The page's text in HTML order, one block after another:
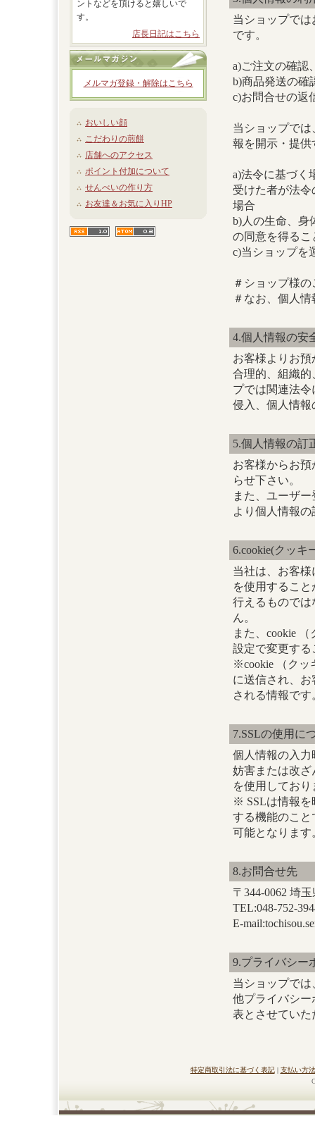
ントなどを頂けると嬉しいで
す。
店長日記はこちら
メルマガ登録・解除はこちら
おいしい顔
こだわりの煎餅
店舗へのアクセス
ポイント付加について
せんべいの作り方
お友達＆お気に入りHP
当ショップで
です。
a)ご注文の確認
b)商品発送の確
c)お問合せの返
当ショップで
報を開示・提
a)法令に基づく
受けた者が法
場合
b)人の生命、身
の同意を得る
c)当ショップを
＃ショップ様
＃なお、個人
4.個人情報の安
お客様よりお
合理的、組織
プでは関連法
侵入、個人情
5.個人情報の訂
お客様からお
らせ下さい。
また、ユーザ
より個人情報
6.cookie(クッキ
当社は、お客
を使用するこ
行えるもので
ん。
また、cookie
設定で変更す
※cookie （クッ
に送信され、
される情報です
7.SSLの使用に
個人情報の入
妨害または改ざ
を使用しており
※ SSLは情報を
する機能のこ
可能となります
8.お問合せ先
〒344-0062 埼
TEL:048-752-
E-
9.プライバシー
当ショップで
他プライバシ
表とさせていた
特定商取引法に基づく表記| 支払い方